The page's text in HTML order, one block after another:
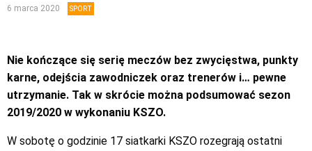
6 marca 2020 SPORT
Nie kończące się serię meczów bez zwycięstwa, punkty
karne, odejścia zawodniczek oraz trenerów i… pewne
utrzymanie. Tak w skrócie można podsumować sezon
2019/2020 w wykonaniu KSZO.
W sobotę o godzinie 17 siatkarki KSZO rozegrają ostatni